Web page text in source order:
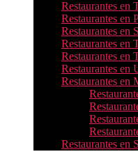
Restaurantes en
Restaurantes en
Restaurantes en
Restaurantes en
Restaurantes en
Restaurantes en
Restaurantes en
Restaurantes en